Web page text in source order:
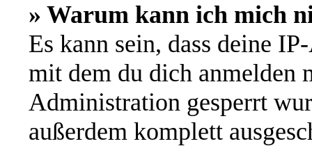
» Warum kann ich mich
Es kann sein, dass deine
mit dem du dich anmelden
Administration gesperrt
außerdem komplett